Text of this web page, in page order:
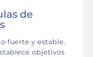
de
fuerte y estable.
objetivos